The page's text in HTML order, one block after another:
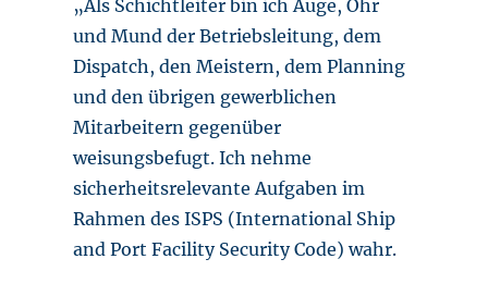
„Als Schichtleiter bin ich Auge, Ohr
und Mund der Betriebsleitung, dem
Dispatch, den Meistern, dem Planning
und den übrigen gewerblichen
Mitarbeitern gegenüber
weisungsbefugt. Ich nehme
sicherheitsrelevante Aufgaben im
Rahmen des ISPS (International Ship
and Port Facility Security Code) wahr.